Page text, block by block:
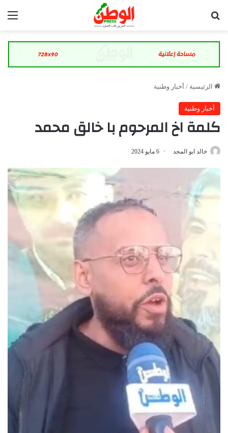
الرئيسية / أخبار وطنية
أخبار وطنية
كلمة اخ المرحوم با خالق محمد
خالد ابو المجد 6 مايو 2024